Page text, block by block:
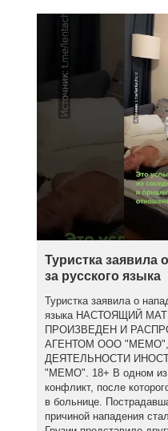
Туристка заявила
за русского языка
Туристка заявила о
языка НАСТОЯЩИЙ
ПРОИЗВЕДЕН И
АГЕНТОМ ООО
ДЕЯТЕЛЬНОСТИ
"МЕМО". 18+ В одном из
конфликт, после
в больнице.
причиной нападения